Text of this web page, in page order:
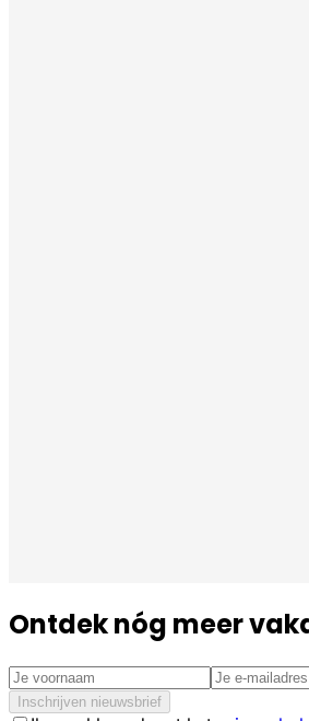
Ontdek nóg meer
Inschrijven nieuwsbrief